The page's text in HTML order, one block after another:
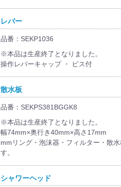
レバー
品番：SEKP1036
※本品は生産終了となりました。
操作レバーキャップ ・ ビス付
散水板
品番：SEKPS381BGGK8
※本品は生産終了となりました。
幅74mm×奥行き40mm×高さ17mm
mmリング・泡沫器・フィルター・散
す。
シャワーヘッド